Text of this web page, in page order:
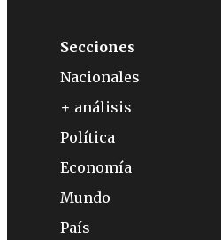
Secciones
Nacionales
+ análisis
Política
Economía
Mundo
País